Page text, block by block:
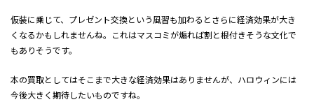
仮装に乗じて、プレゼント交換という風習も加わるとさらに経済効果が大き
くなるかもしれませんね。これはマスコミが煽れば割と根付きそうな文化で
もありそうです。
本の買取としてはそこまで大きな経済効果はありませんが、ハロウィンには
今後大きく期待したいものですね。